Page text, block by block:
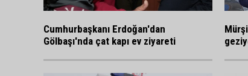
Cumhurbaşkanı Erdoğan'dan
Gölbaşı'nda çat kapı ev ziyareti